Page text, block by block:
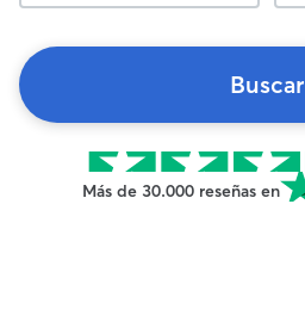
Buscar
Más de 30.000 reseñas en